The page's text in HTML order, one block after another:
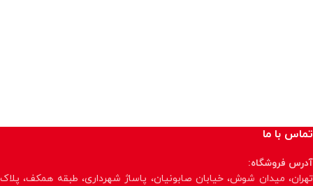
تماس با ما
آدرس فروشگاه:
تهران، میدان شوش، خیابان صابونیان، پاساژ شهرداری، طبقه همکف، پلاک